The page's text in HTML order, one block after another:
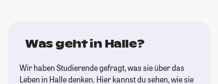
Was geht in Halle?
Wir haben Studierende gefragt, was sie über das
Leben in Halle denken. Hier kannst du sehen, wie sie